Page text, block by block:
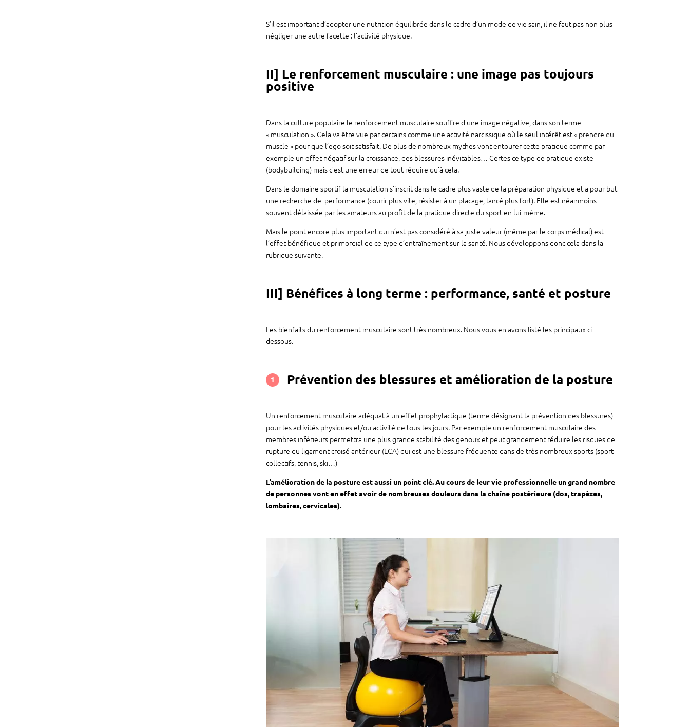
S’il est important d’adopter une nutrition équilibrée dans le cadre d’un mode de vie sain, il ne faut pas non plus
négliger une autre facette : l’activité physique.
II] Le renforcement musculaire : une image pas toujours
positive
Dans la culture populaire le renforcement musculaire souffre d’une image négative, dans son terme
« musculation ». Cela va être vue par certains comme une activité narcissique où le seul intérêt est « prendre du
muscle » pour que l’ego soit satisfait. De plus de nombreux mythes vont entourer cette pratique comme par
exemple un effet négatif sur la croissance, des blessures inévitables… Certes ce type de pratique existe
(bodybuilding) mais c’est une erreur de tout réduire qu’à cela.
Dans le domaine sportif la musculation s’inscrit dans le cadre plus vaste de la préparation physique et a pour but
une recherche de performance (courir plus vite, résister à un placage, lancé plus fort). Elle est néanmoins
souvent délaissée par les amateurs au profit de la pratique directe du sport en lui-même.
Mais le point encore plus important qui n’est pas considéré à sa juste valeur (même par le corps médical) est
l’effet bénéfique et primordial de ce type d’entraînement sur la santé. Nous développons donc cela dans la
rubrique suivante.
III] Bénéfices à long terme : performance, santé et posture
Les bienfaits du renforcement musculaire sont très nombreux. Nous vous en avons listé les principaux ci-
dessous.
1 Prévention des blessures et amélioration de la posture
Un renforcement musculaire adéquat à un effet prophylactique (terme désignant la prévention des blessures)
pour les activités physiques et/ou activité de tous les jours. Par exemple un renforcement musculaire des
membres inférieurs permettra une plus grande stabilité des genoux et peut grandement réduire les risques de
rupture du ligament croisé antérieur (LCA) qui est une blessure fréquente dans de très nombreux sports (sport
collectifs, tennis, ski…)
L’amélioration de la posture est aussi un point clé. Au cours de leur vie professionnelle un grand nombre
de personnes vont en effet avoir de nombreuses douleurs dans la chaîne postérieure (dos, trapèzes,
lombaires, cervicales).